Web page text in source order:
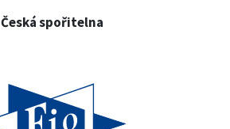
Česká spořitelna